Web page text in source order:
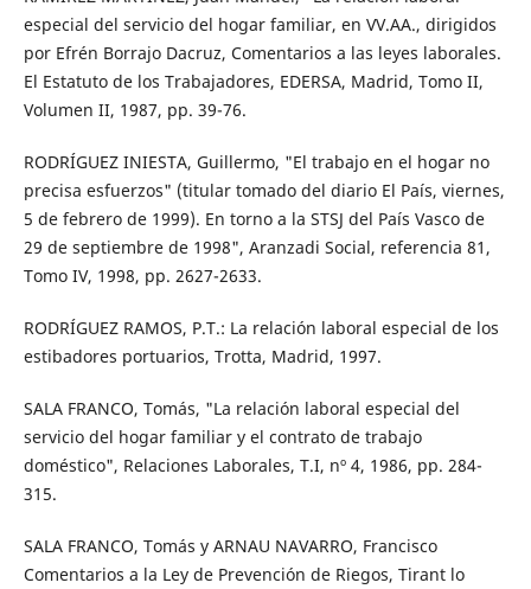
especial del servicio del hogar familiar, en VV.AA., dirigidos
por Efrén Borrajo Dacruz, Comentarios a las leyes laborales.
El Estatuto de los Trabajadores, EDERSA, Madrid, Tomo II,
Volumen II, 1987, pp. 39-76.
RODRÍGUEZ INIESTA, Guillermo, "El trabajo en el hogar no
precisa esfuerzos" (titular tomado del diario El País, viernes,
5 de febrero de 1999). En torno a la STSJ del País Vasco de
29 de septiembre de 1998", Aranzadi Social, referencia 81,
Tomo IV, 1998, pp. 2627-2633.
RODRÍGUEZ RAMOS, P.T.: La relación laboral especial de los
estibadores portuarios, Trotta, Madrid, 1997.
SALA FRANCO, Tomás, "La relación laboral especial del
servicio del hogar familiar y el contrato de trabajo
doméstico", Relaciones Laborales, T.I, nº 4, 1986, pp. 284-
315.
SALA FRANCO, Tomás y ARNAU NAVARRO, Francisco
Comentarios a la Ley de Prevención de Riegos, Tirant lo